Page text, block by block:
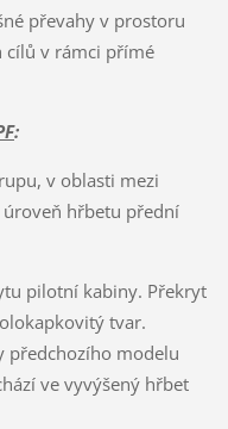
převahy v prostoru
cílů v rámci přímé
:
v oblasti mezi
hřbetu přední
pilotní kabiny. Překryt
tvar.
modelu
ve vyvýšený hřbet